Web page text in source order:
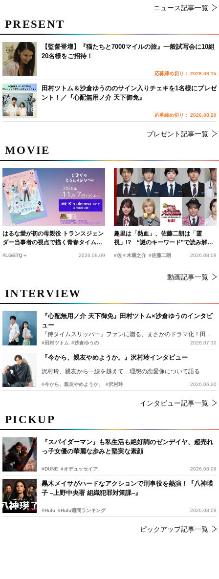
ニュース記事一覧
PICKUP
『スパイダーマン』も私生活も絶好調のゼンデイヤ、超売れ
っ子女優の華麗な歩みと堅実な素顔
#DUNE #オデュッセイア 2026.08.09
黒木メイサがハードなアクションで刑事役を熱演！『八神瑛
子 –上野中央署 組織犯罪対策課–』
#Hulu #Hulu週間ランキング 2026.08.08
ピックアップ記事一覧
MOVIE
はるな愛が初の母親役 トランスジェン
ダー当事者の視点で描く青春タイムス
#LGBTQ＋ 2026.08.09
趣里は「熱血」、佐藤二朗は「霊
視」!? “謎のキーワード”で読み解く
『踊る大捜査線 N.E.W.』新メンバー
#佐々木蔵之介 #佐藤二朗 2026.08.09
動画記事一覧
INTERVIEW
『心配無用ノ介 天下御免』田村ツトム×沙倉ゆうのインタビ
ュー
『侍タイムスリッパー』ファンに贈る、まさかのドラマ化！田村ツトム×沙倉ゆうのが語る『心配無用ノ介』撮影秘話
#田村ツトム #沙倉ゆうの 2026.07.30
『今から、親友やめようか。』沢村玲インタビュー
沢村玲、親友から一線を越えて…理想の恋愛像について語る
#今から、親友やめようか。 #沢村玲 2026.06.20
インタビュー記事一覧
PRESENT
【監督登壇】『猫たちと7000マイルの旅』一般試写会に10組
20名様をご招待！
応募締め切り： 2026.08.15
田村ツトム＆沙倉ゆうののサイン入りチェキを1名様にプレゼ
ント！／『心配無用ノ介 天下御免』
応募締め切り： 2026.08.20
プレゼント記事一覧